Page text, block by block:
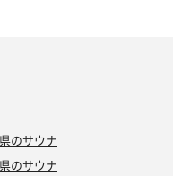
認定されています。約
いものの特濃な浴感で、
風呂と温冷交互浴を繰り
のサウナ
のサウナ